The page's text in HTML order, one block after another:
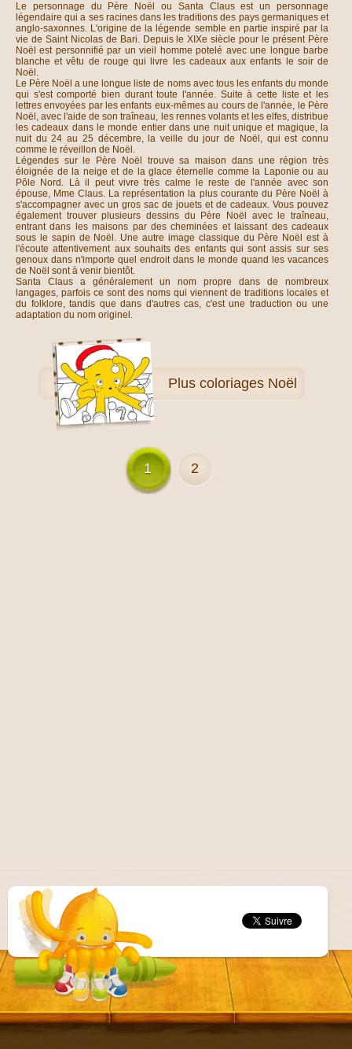
Le personnage du Père Noël ou Santa Claus est un personnage
légendaire qui a ses racines dans les traditions des pays germaniques et
anglo-saxonnes. L'origine de la légende semble en partie inspiré par la
vie de Saint Nicolas de Bari. Depuis le XIXe siècle pour le présent Père
Noël est personnifié par un vieil homme potelé avec une longue barbe
blanche et vêtu de rouge qui livre les cadeaux aux enfants le soir de
Noël.
Le Père Noël a une longue liste de noms avec tous les enfants du monde
qui s'est comporté bien durant toute l'année. Suite à cette liste et les
lettres envoyées par les enfants eux-mêmes au cours de l'année, le Père
Noël, avec l'aide de son traîneau, les rennes volants et les elfes, distribue
les cadeaux dans le monde entier dans une nuit unique et magique, la
nuit du 24 au 25 décembre, la veille du jour de Noël, qui est connu
comme le réveillon de Noël.
Légendes sur le Père Noël trouve sa maison dans une région très
éloignée de la neige et de la glace éternelle comme la Laponie ou au
Pôle Nord. Là il peut vivre très calme le reste de l'année avec son
épouse, Mme Claus. La représentation la plus courante du Père Noël à
s'accompagner avec un gros sac de jouets et de cadeaux. Vous pouvez
également trouver plusieurs dessins du Père Noël avec le traîneau,
entrant dans les maisons par des cheminées et laissant des cadeaux
sous le sapin de Noël. Une autre image classique du Père Noël est à
l'écoute attentivement aux souhaits des enfants qui sont assis sur ses
genoux dans n'importe quel endroit dans le monde quand les vacances
de Noël sont à venir bientôt.
Santa Claus a généralement un nom propre dans de nombreux
langages, parfois ce sont des noms qui viennent de traditions locales et
du folklore, tandis que dans d'autres cas, c'est une traduction ou une
adaptation du nom originel.
Plus coloriages Noël
1 2